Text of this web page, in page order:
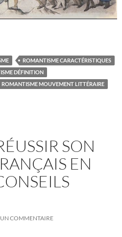
MOUVEMENT
ROMANTISME CARACTÉRISTIQUES
DÉFINITION
ROMANTISME MOUVEMENT LITTÉRAIRE
SON
EN
UN COMMENTAIRE